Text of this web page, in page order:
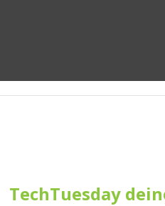
TechTuesday